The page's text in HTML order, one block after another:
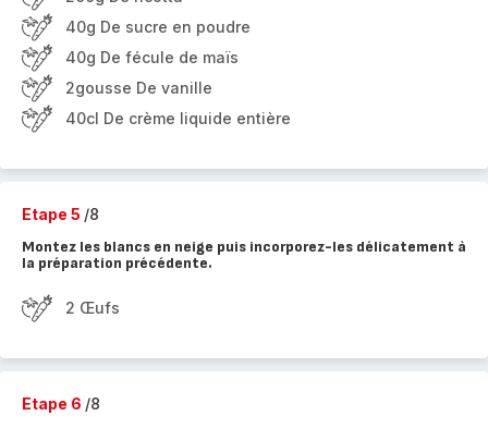
40g De sucre en poudre
40g De fécule de maïs
2gousse De vanille
40cl De crème liquide entière
Etape 5 /8
Montez les blancs en neige puis incorporez-les délicatement à
la préparation précédente.
2 Œufs
Etape 6 /8